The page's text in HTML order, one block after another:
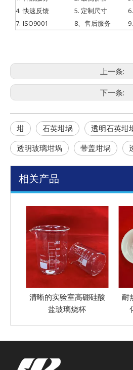
4.快速反馈 5. 定制尺寸
7. ISO9001 8、售后服务
上一条:
下一条:
坩 石英坩埚 透明石英坩
透明玻璃坩埚
带盖坩埚
相关产品
耐热乳状圆形融合二氧
化硅石英玻璃坩埚
定